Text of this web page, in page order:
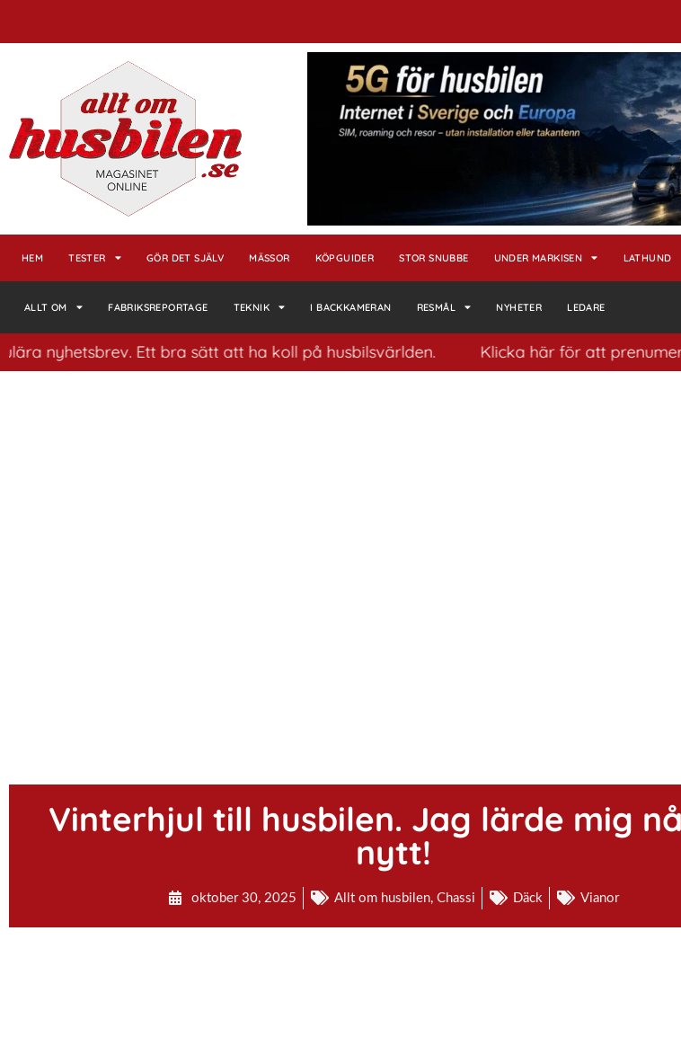
HEM TESTER GÖR DET SJÄLV MÄSSOR KÖPGUIDER STOR SNUBBE UNDER MARKISEN LATHUND
ALLT OM FABRIKSREPORTAGE TEKNIK I BACKKAMERAN RESMÅL NYHETER LEDARE
Ett bra sätt att ha koll på husbilsvärlden. Klicka här för att prenumerera på
Vinterhjul till husbilen. Jag lärde mig
nytt!
oktober 30, 2025 Allt om husbilen, Chassi Däck Vianor